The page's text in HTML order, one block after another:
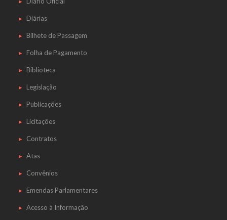
Diárias
Bilhete de Passagem
Folha de Pagamento
Biblioteca
Legislação
Publicações
Licitações
Contratos
Atas
Convênios
Emendas Parlamentares
Acesso à Informação